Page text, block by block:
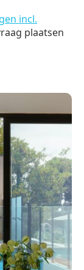
incl.
plaatsen